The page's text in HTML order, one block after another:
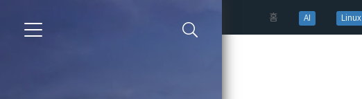
홈(current)
AI Linux